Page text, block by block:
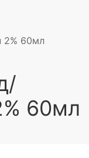
2% 60мл
60мл